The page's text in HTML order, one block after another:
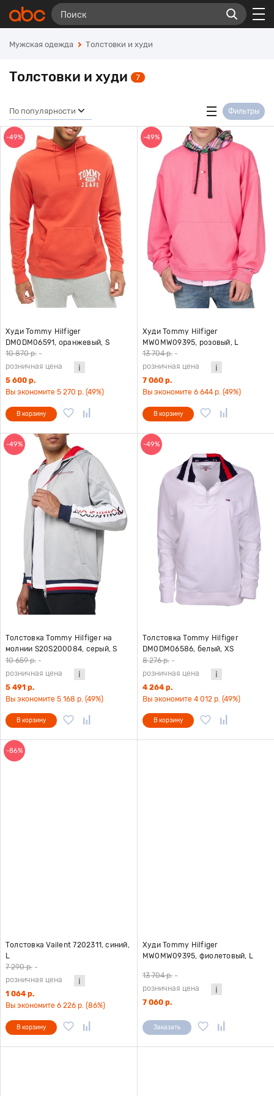
Мужская одежда Толстовки и худи
Толстовки и худи 7
По популярности Фильтры
-49%
Худи Tommy Hilfiger
DM0DM06591, оранжевый, S
10 870 р. -
розничная цена
5 600 р.
Вы экономите 5 270 р. (49%)
В корзину
-49%
Худи Tommy Hilfiger
MW0MW09395, розовый, L
13 704 р. -
розничная цена
7 060 р.
Вы экономите 6 644 р. (49%)
В корзину
-49%
Толстовка Tommy Hilfiger на
молнии S20S200084, серый, S
10 659 р. -
розничная цена
5 491 р.
Вы экономите 5 168 р. (49%)
В корзину
-49%
Толстовка Tommy Hilfiger
DM0DM06586, белый, XS
8 276 р. -
розничная цена
4 264 р.
Вы экономите 4 012 р. (49%)
В корзину
-86%
Толстовка Vailent 7202311, синий,
L
7 290 р. -
розничная цена
1 064 р.
Вы экономите 6 226 р. (86%)
В корзину
Худи Tommy Hilfiger
MW0MW09395, фиолетовый, L
13 704 р. -
розничная цена
7 060 р.
Заказать